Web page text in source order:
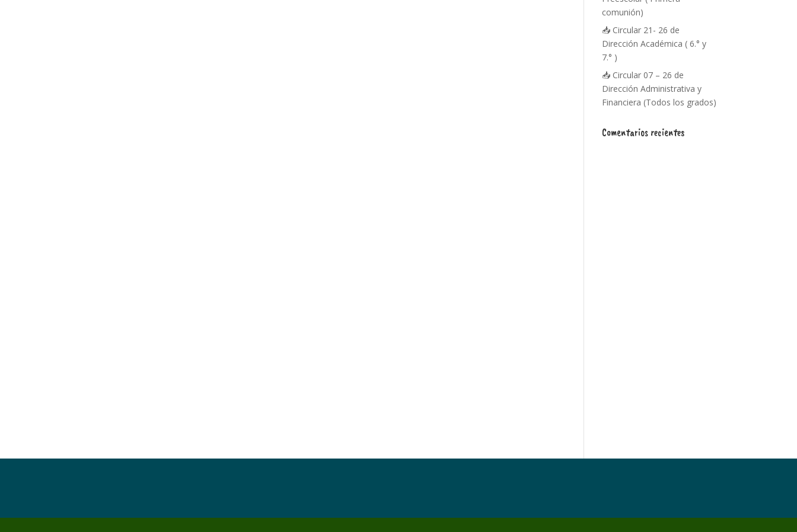
comunión)
📥 Circular 21- 26 de
Dirección Académica ( 6.° y
7.° )
📥 Circular 07 – 26 de
Dirección Administrativa y
Financiera (Todos los grados)
Comentarios recientes